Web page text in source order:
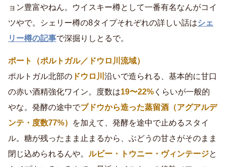
ョン豊富やねん。ウイスキー樽として一番有名なんがコイ
ツやで。シェリー樽の8タイプそれぞれの詳しい話はシェ
リー樽の記事で深掘りしとるで。
ポート（ポルトガル／ドウロ川流域）
ポルトガル北部の ドウロ川 沿いで造られる、基本的に甘口
の赤い酒精強化ワイン。度数は19〜22% くらいが一般的
やな。発酵の途中でブドウから造った蒸留酒（アグアルデ
ンテ・度数77%）
を加えて、発酵を途中で止めるスタイ
ル。糖が残ったまま止まるから、ぶどうの甘さがそのまま
閉じ込められるんや。 ルビー・トウニー・ヴィンテージと